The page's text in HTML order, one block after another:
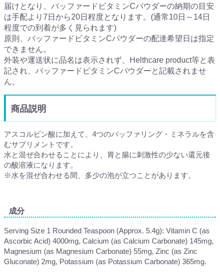
届けとなり、バッファードビタミンCパウダーの納期の目安
は手配より7日から20日程度となります。(通常10日～14日
程度での到着が多く見られます)
原則、バッファードビタミンCパウダーの配達希望日は指定
できません。
外装や運送状に品名は表示されず、Helthcare product等と表
記され、バッファードビタミンCパウダーと記載されませ
ん。
商品説明
アスコルビン酸に加えて、4つのバッファリング・ミネラルを含
むサプリメントです。
水と混ぜ合わせることにより、胃と腸に刺激性の少ない還元後
の酸溶液になります。
※水を混ぜ合わせる間、多少の泡が立つことがあります。
成分
Serving Size 1 Rounded Teaspoon (Approx. 5.4g): Vitamin C (as
Ascorbic Acid) 4000mg, Calcium (as Calcium Carbonate) 145mg,
Magnesium (as Magnesium Carbonate) 55mg, Zinc (as Zinc
Gluconate) 2mg, Potassium (as Potassium Carbonate) 365mg.